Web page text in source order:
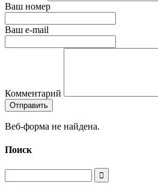
Ваш номер
Ваш e-mail
Комментарий
Веб-форма не найдена.
Поиск